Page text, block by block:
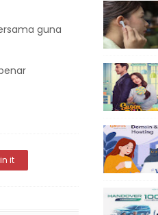
guna
it